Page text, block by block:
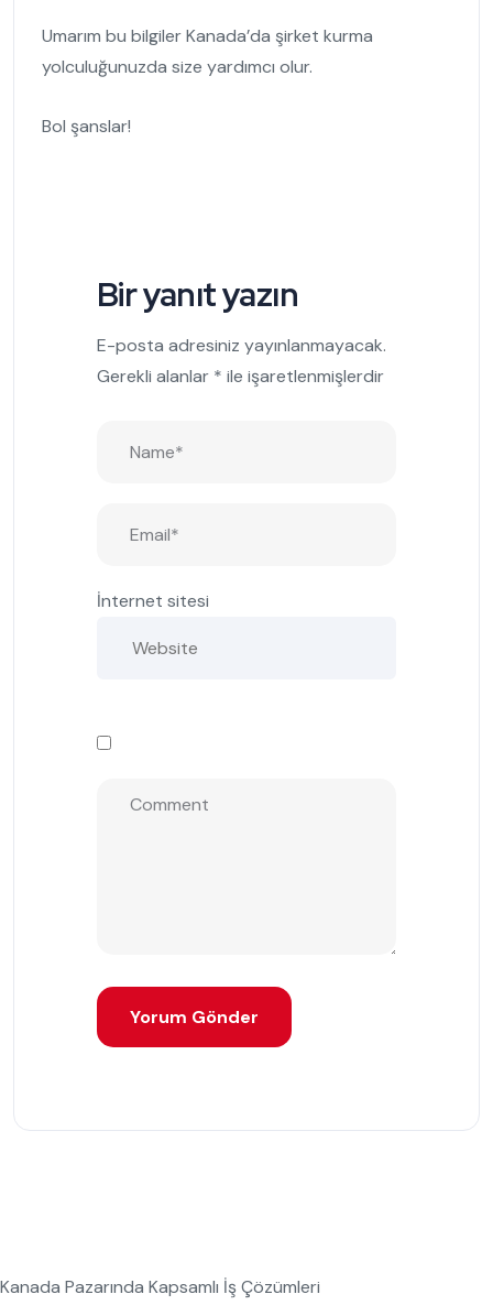
Umarım bu bilgiler Kanada’da şirket kurma
yolculuğunuzda size yardımcı olur.
Bol şanslar!
Bir yanıt yazın
E-posta adresiniz yayınlanmayacak.
Gerekli alanlar * ile işaretlenmişlerdir
İnternet sitesi
Kanada Pazarında Kapsamlı İş Çözümleri